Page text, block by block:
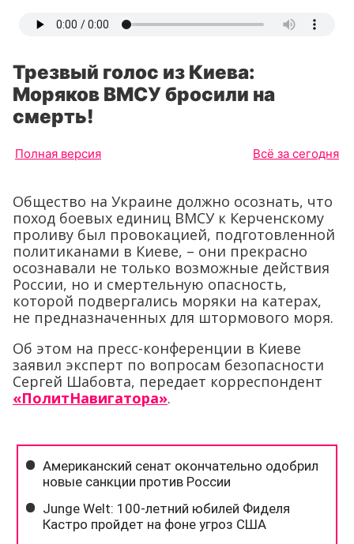
Трезвый голос из Киева:
Моряков ВМСУ бросили на
смерть!
Полная версия Всё за сегодня
Общество на Украине должно осознать, что
поход боевых единиц ВМСУ к Керченскому
проливу был провокацией, подготовленной
политиканами в Киеве, – они прекрасно
осознавали не только возможные действия
России, но и смертельную опасность,
которой подвергались моряки на катерах,
не предназначенных для штормового моря.
Об этом на пресс-конференции в Киеве
заявил эксперт по вопросам безопасности
Сергей Шабовта, передает корреспондент
«ПолитНавигатора».